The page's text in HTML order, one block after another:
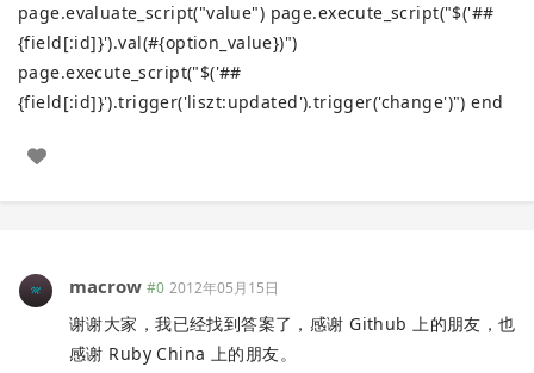
page.evaluate_script("value") page.execute_script("$('##
{field[:id]}').val(#{option_value})")
page.execute_script("$('##
{field[:id]}').trigger('liszt:updated').trigger('change')") end
macrow #0 2012年05月15日
谢谢大家，我已经找到答案了，感谢 Github 上的朋友，也
感谢 Ruby China 上的朋友。